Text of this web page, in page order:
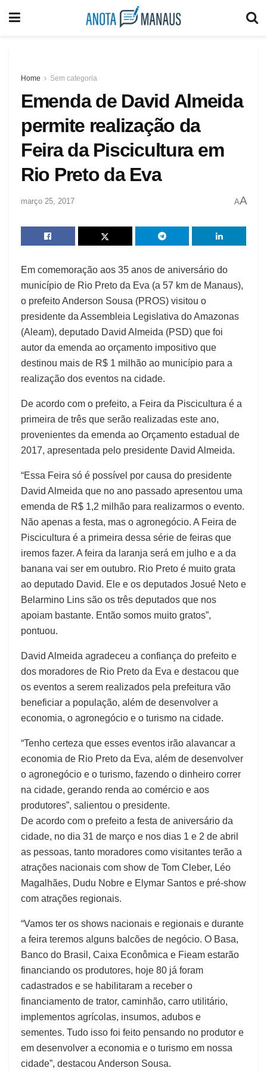
Home Sem categoria
Emenda de David Almeida
permite realização da
Feira da Piscicultura em
Rio Preto da Eva
março 25, 2017 AA
Em comemoração aos 35 anos de aniversário do
município de Rio Preto da Eva (a 57 km de Manaus),
o prefeito Anderson Sousa (PROS) visitou o
presidente da Assembleia Legislativa do Amazonas
(Aleam), deputado David Almeida (PSD) que foi
autor da emenda ao orçamento impositivo que
destinou mais de R$ 1 milhão ao município para a
realização dos eventos na cidade.
De acordo com o prefeito, a Feira da Piscicultura é a
primeira de três que serão realizadas este ano,
provenientes da emenda ao Orçamento estadual de
2017, apresentada pelo presidente David Almeida.
“Essa Feira só é possível por causa do presidente
David Almeida que no ano passado apresentou uma
emenda de R$ 1,2 milhão para realizarmos o evento.
Não apenas a festa, mas o agronegócio. A Feira de
Piscicultura é a primeira dessa série de feiras que
iremos fazer. A feira da laranja será em julho e a da
banana vai ser em outubro. Rio Preto é muito grata
ao deputado David. Ele e os deputados Josué Neto e
Belarmino Lins são os três deputados que nos
apoiam bastante. Então somos muito gratos”,
pontuou.
David Almeida agradeceu a confiança do prefeito e
dos moradores de Rio Preto da Eva e destacou que
os eventos a serem realizados pela prefeitura vão
beneficiar a população, além de desenvolver a
economia, o agronegócio e o turismo na cidade.
“Tenho certeza que esses eventos irão alavancar a
economia de Rio Preto da Eva, além de desenvolver
o agronegócio e o turismo, fazendo o dinheiro correr
na cidade, gerando renda ao comércio e aos
produtores”, salientou o presidente.
De acordo com o prefeito a festa de aniversário da
cidade, no dia 31 de março e nos dias 1 e 2 de abril
as pessoas, tanto moradores como visitantes terão a
atrações nacionais com show de Tom Cleber, Léo
Magalhães, Dudu Nobre e Elymar Santos e pré-show
com atrações regionais.
“Vamos ter os shows nacionais e regionais e durante
a feira teremos alguns balcões de negócio. O Basa,
Banco do Brasil, Caixa Econômica e Fieam estarão
financiando os produtores, hoje 80 já foram
cadastrados e se habilitaram a receber o
financiamento de trator, caminhão, carro utilitário,
implementos agrícolas, insumos, adubos e
sementes. Tudo isso foi feito pensando no produtor e
em desenvolver a economia e o turismo em nossa
cidade”, destacou Anderson Sousa.